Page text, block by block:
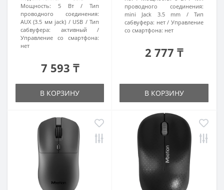
Мощность:
5 Вт
Тип
проводного соединения:
AUX (3.5 мм jack) / USB
Тип
сабвуфера:
активный
Управление со смартфона:
нет
7 593 ₸
В КОРЗИНУ
проводного соединения:
mini Jack 3.5 mm
Тип
сабвуфера: нет
Управление
со смартфона: нет
2 777 ₸
В КОРЗИНУ